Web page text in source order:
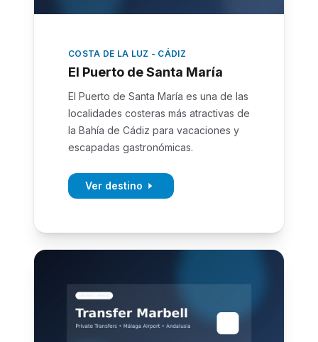
COSTA DE LA LUZ - CÁDIZ
El Puerto de Santa María
El Puerto de Santa María es una de las
localidades costeras más atractivas de
la Bahía de Cádiz para vacaciones y
escapadas gastronómicas.
Ver destino